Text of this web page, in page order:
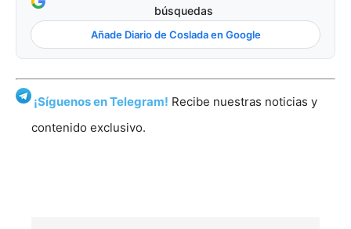
búsquedas
Añade Diario de Coslada en Google
¡Síguenos en Telegram! Recibe nuestras noticias y
contenido exclusivo.